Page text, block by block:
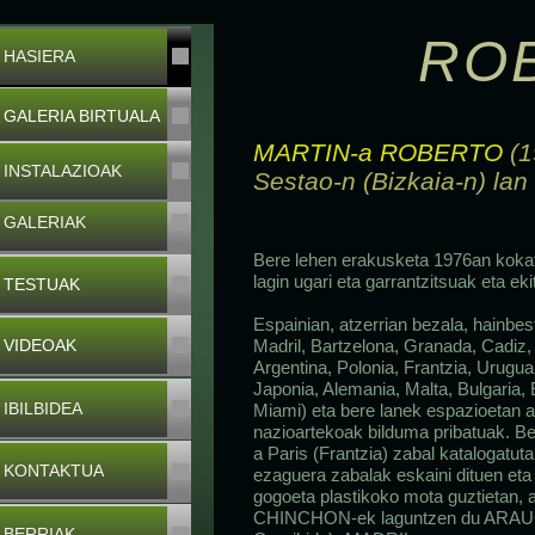
IBILBIDEA
KONTAKTUA
GALERIA BIRTUALA
GALERIAK
TESTUAK
HASIERA
VIDEOAK
INSTALAZIOAK
MARTIN-a ROBERTO
Sestao-n (Bizkaia-n)
Bere lehen erakusketa 1976an
lagin ugari eta garrantzitsuak eta
Espainian, atzerrian bezala,
Madril, Bartzelona, Granada,
Argentina, Polonia, Frantzia,
Japonia, Alemania, Malta,
Miami) eta bere lanek espazioetan
nazioartekoak bilduma pribatuak.
a Paris (Frantzia) zabal
ezaguera zabalak eskaini dituen
gogoeta plastikoko mota guztietan,
CHINCHON-ek laguntzen du